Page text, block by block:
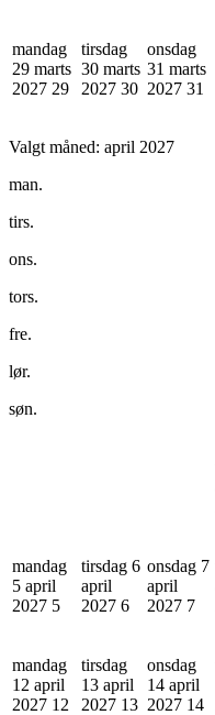
mandag
29 marts
2027 29
tirsdag
30 marts
2027 30
onsdag
31 marts
2027 31
Valgt måned: april 2027
man.
tirs.
ons.
tors.
fre.
lør.
søn.
mandag
5 april
2027 5
tirsdag 6
april
2027 6
onsdag 7
april
2027 7
mandag
12 april
2027 12
tirsdag
13 april
2027 13
onsdag
14 april
2027 14